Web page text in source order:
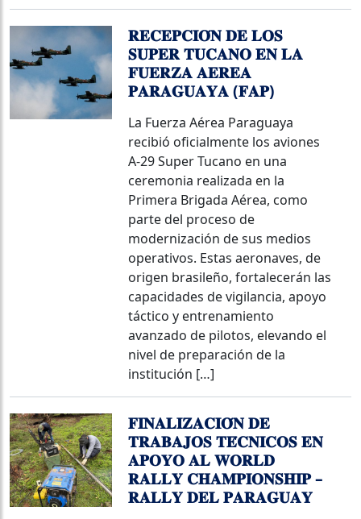
𝐑𝐄𝐂𝐄𝐏𝐂𝐈𝐎́𝐍 𝐃𝐄 𝐋𝐎𝐒
𝐒𝐔𝐏𝐄𝐑 𝐓𝐔𝐂𝐀𝐍𝐎 𝐄𝐍 𝐋𝐀
𝐅𝐔𝐄𝐑𝐙𝐀 𝐀𝐄𝐑𝐄𝐀
𝐏𝐀𝐑𝐀𝐆𝐔𝐀𝐘𝐀 (𝐅𝐀𝐏)
La Fuerza Aérea Paraguaya
recibió oficialmente los aviones
A-29 Super Tucano en una
ceremonia realizada en la
Primera Brigada Aérea, como
parte del proceso de
modernización de sus medios
operativos. Estas aeronaves, de
origen brasileño, fortalecerán las
capacidades de vigilancia, apoyo
táctico y entrenamiento
avanzado de pilotos, elevando el
nivel de preparación de la
institución […]
𝐅𝐈𝐍𝐀𝐋𝐈𝐙𝐀𝐂𝐈𝐎́𝐍 𝐃𝐄
𝐓𝐑𝐀𝐁𝐀𝐉𝐎𝐒 𝐓𝐄́𝐂𝐍𝐈𝐂𝐎𝐒 𝐄𝐍
𝐀𝐏𝐎𝐘𝐎 𝐀𝐋 𝐖𝐎𝐑𝐋𝐃
𝐑𝐀𝐋𝐋𝐘 𝐂𝐇𝐀𝐌𝐏𝐈𝐎𝐍𝐒𝐇𝐈𝐏 –
𝐑𝐀𝐋𝐋𝐘 𝐃𝐄𝐋 𝐏𝐀𝐑𝐀𝐆𝐔𝐀𝐘